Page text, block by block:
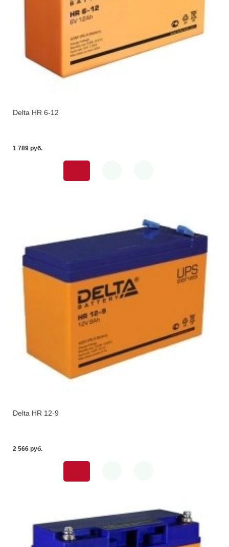
Delta HR 6-12
1 789 pуб.
Delta HR 12-9
2 566 pуб.